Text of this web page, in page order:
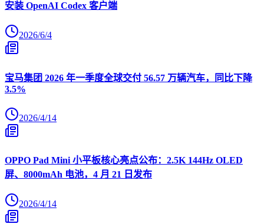
安装 OpenAI Codex 客户端
2026/6/4
宝马集团 2026 年一季度全球交付 56.57 万辆汽车，同比下降
3.5%
2026/4/14
OPPO Pad Mini 小平板核心亮点公布：2.5K 144Hz OLED
屏、8000mAh 电池，4 月 21 日发布
2026/4/14